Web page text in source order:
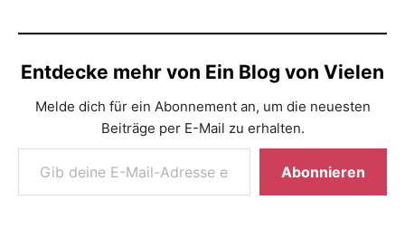
Entdecke mehr von Ein Blog von Vielen
Melde dich für ein Abonnement an, um die neuesten
Beiträge per E-Mail zu erhalten.
Gib deine E-Mail-Adresse ein ...
Abonnieren